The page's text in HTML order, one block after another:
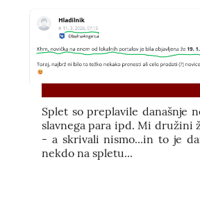
Splet so preplavile današnje
slavnega para ipd. Mi družini
- a skrivali nismo...in to je
nekdo na spletu...